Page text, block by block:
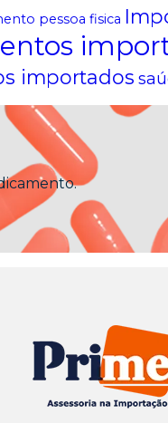
pessoa fisica
importados